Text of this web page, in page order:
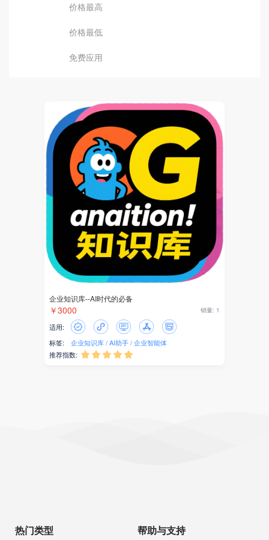
价格最高
价格最低
免费应用
企业知识库--AI时代的必备
￥3000 销量: 1
适用:
标签:
企业知识库 AI助手 企业智能体
推荐指数:     
热门类型 帮助与支持